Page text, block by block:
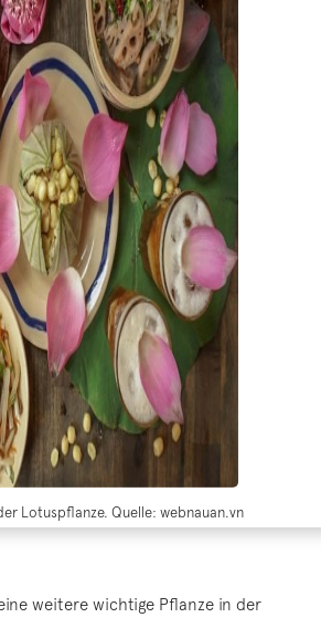
Lotuspflanze. Quelle: webnauan.vn
weitere wichtige Pflanze in der